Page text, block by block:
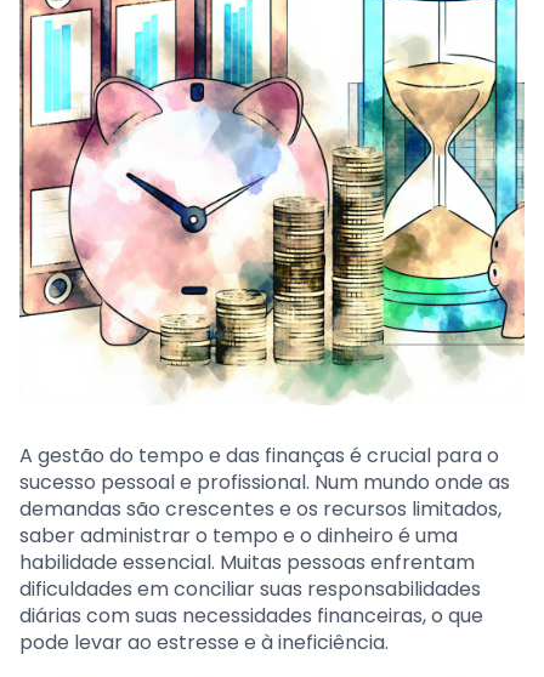
A gestão do tempo e das finanças é crucial para o
sucesso pessoal e profissional. Num mundo onde as
demandas são crescentes e os recursos limitados,
saber administrar o tempo e o dinheiro é uma
habilidade essencial. Muitas pessoas enfrentam
dificuldades em conciliar suas responsabilidades
diárias com suas necessidades financeiras, o que
pode levar ao estresse e à ineficiência.